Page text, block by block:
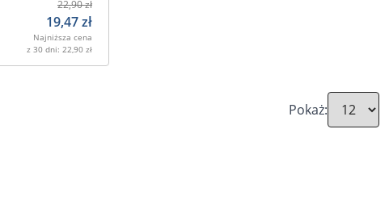
22,90zł
19,47zł
Najniższa cena
z 30 dni: 22,90 zł
Pokaż: